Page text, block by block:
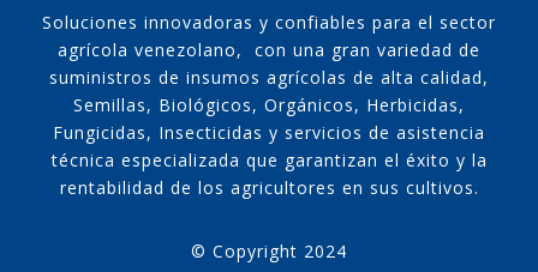
Soluciones innovadoras y confiables para el sector
agrícola venezolano, con una gran variedad de
suministros de insumos agrícolas de alta calidad,
Semillas, Biológicos, Orgánicos, Herbicidas,
Fungicidas, Insecticidas y servicios de asistencia
técnica especializada que garantizan el éxito y la
rentabilidad de los agricultores en sus cultivos.
© Copyright 2024